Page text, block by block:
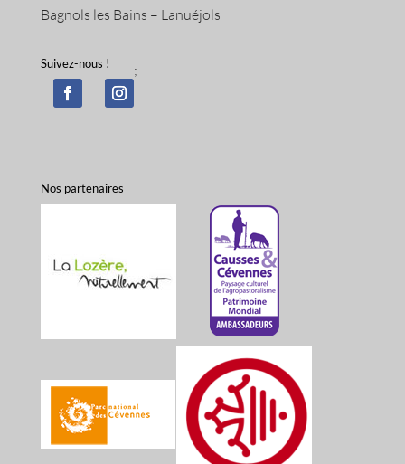
Bagnols les Bains – Lanuéjols
Suivez-nous ! ;
Nos partenaires